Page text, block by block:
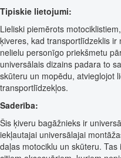
Tipiskie lietojumi:
Lieliski piemērots
ķiveres, kad transportlīdzeklis
nelielu personīgo priekšmetu
universālais dizains padara to
skūteru un mopēdu, atvieglojot
transportlīdzekļos.
Saderība:
Šis ķiveru bagāžnieks ir
iekļautajai universālajai
daļas motociklu un skūteru.